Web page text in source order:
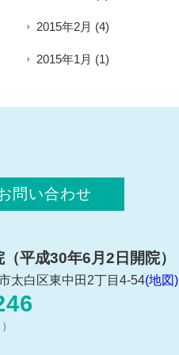
2015年2月 (4)
2015年1月 (1)
問い合わせ
平成30年6月2日開院）
太白区東中田2丁目4-54(地図)